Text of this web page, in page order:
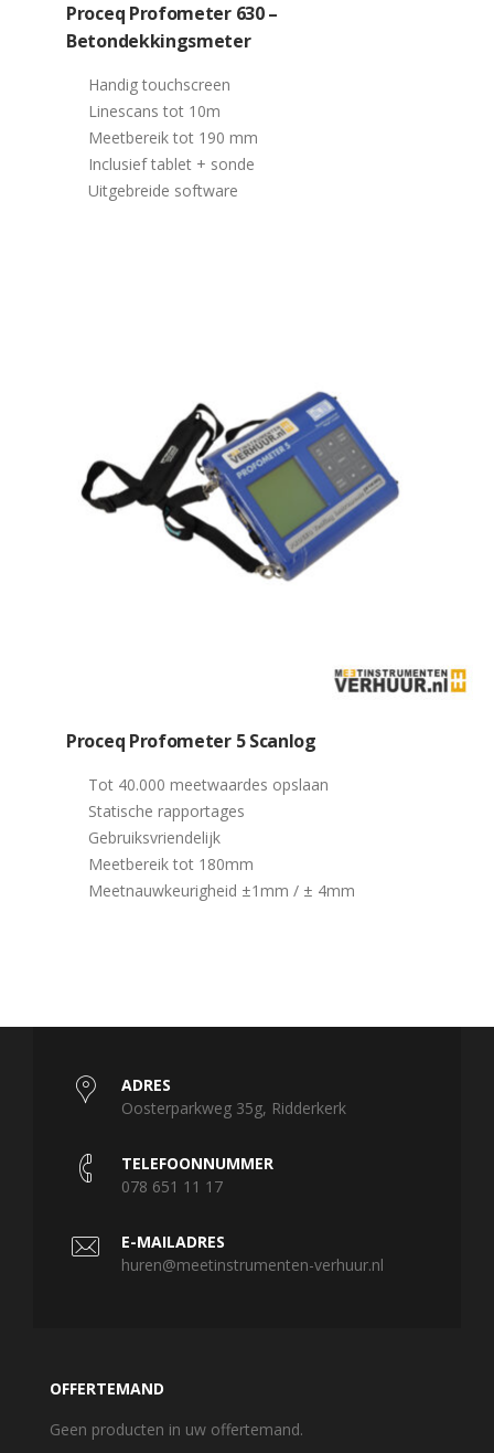
Proceq Profometer 630 –
Betondekkingsmeter
Handig touchscreen
Linescans tot 10m
Meetbereik tot 190 mm
Inclusief tablet + sonde
Uitgebreide software
Proceq Profometer 5 Scanlog
Tot 40.000 meetwaardes opslaan
Statische rapportages
Gebruiksvriendelijk
Meetbereik tot 180mm
Meetnauwkeurigheid ±1mm / ± 4mm
ADRES
Oosterparkweg 35g, Ridderkerk
TELEFOONNUMMER
078 651 11 17
E-MAILADRES
huren@meetinstrumenten-verhuur.nl
OFFERTEMAND
Geen producten in uw offertemand.